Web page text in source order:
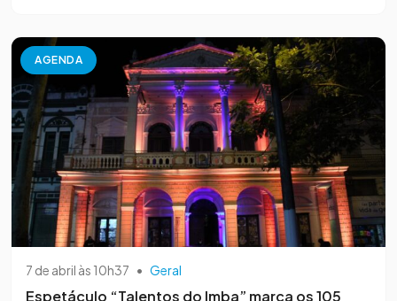
AGENDA
7 de abril às 10h37 • Geral
Espetáculo “Talentos do Imba” marca os 105